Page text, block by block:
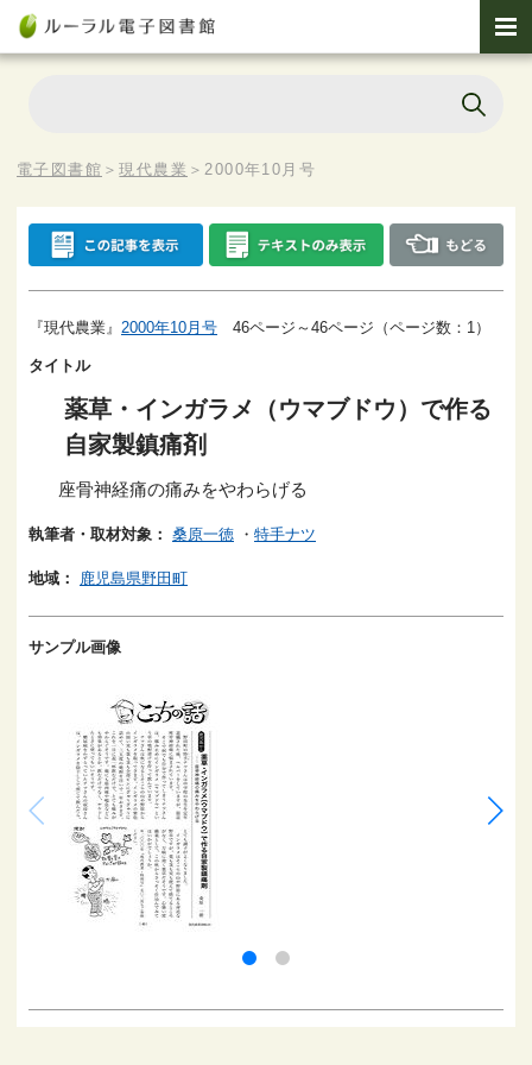
電子図書館 ＞現代農業 ＞2000年10月号
『現代農業』 2000年10月号 46ページ～46ページ（ページ数：1）
タイトル
薬草・インガラメ（ウマブドウ）で作る
自家製鎮痛剤
座骨神経痛の痛みをやわらげる
執筆者・取材対象： 桑原一徳 ・ 特手ナツ
地域： 鹿児島県野田町
サンプル画像